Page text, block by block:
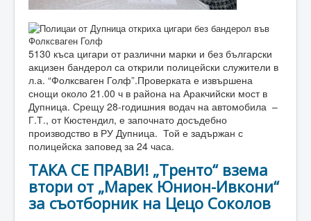
5130 къса цигари от различни марки и без български
акцизен бандерол са открили полицейски служители в
л.а. “Фолксваген Голф”.Проверката е извършена
снощи около 21.00 ч в района на Аракчийски мост в
Дупница. Срещу 28-годишния водач на автомобила –
Г.Т., от Кюстендил, е започнато досъдебно
производство в РУ Дупница. Той е задържан с
полицейска заповед за 24 часа.
ТАКА СЕ ПРАВИ! „Тренто“ взема
втори от „Марек Юнион-Ивкони“
за съотборник на Цецо Соколов